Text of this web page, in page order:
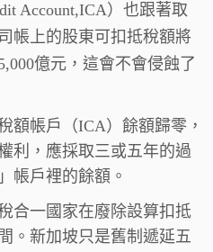
Account,ICA）也跟著取
帳上的股東可扣抵稅額將
億元，這會不會侵蝕了
額帳戶（ICA）餘額歸零，
利，應採取三或五年的過
帳戶裡的餘額。
合一國家在廢除設算扣抵
。新加坡只是舊制遞延五